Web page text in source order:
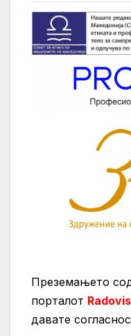
Преземањето
порталот
давате